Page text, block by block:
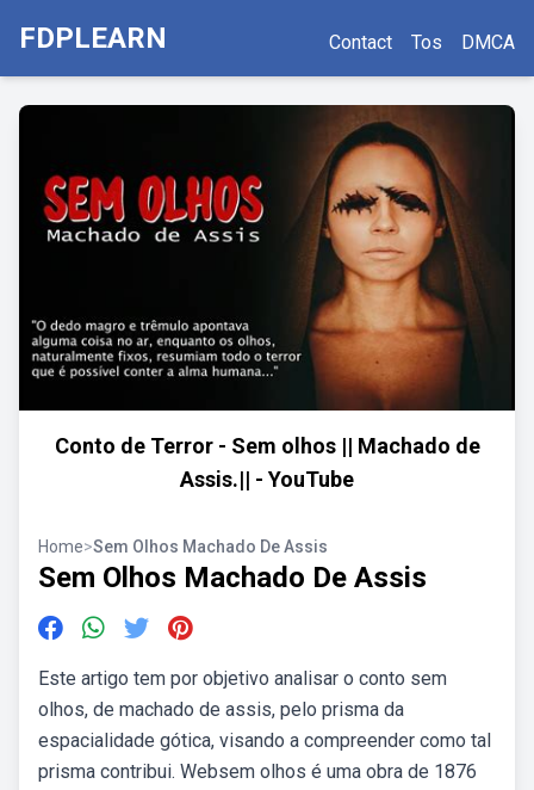
FDPLEARN Contact Tos DMCA
Conto de Terror - Sem olhos || Machado de
Assis.|| - YouTube
Home>Sem Olhos Machado De Assis
Sem Olhos Machado De Assis
Este artigo tem por objetivo analisar o conto sem
olhos, de machado de assis, pelo prisma da
espacialidade gótica, visando a compreender como tal
prisma contribui. Websem olhos é uma obra de 1876